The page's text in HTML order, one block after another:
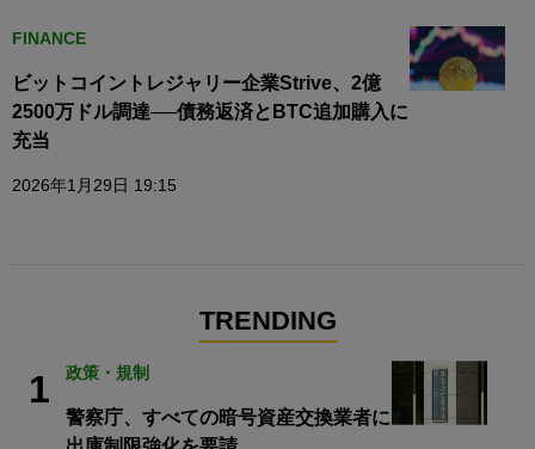
FINANCE
ビットコイントレジャリー企業Strive、2億
2500万ドル調達──債務返済とBTC追加購入に
充当
2026年1月29日 19:15
TRENDING
1 政策・規制
警察庁、すべての暗号資産交換業者に